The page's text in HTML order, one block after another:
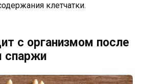
клетчатки.
с организмом после
спаржи